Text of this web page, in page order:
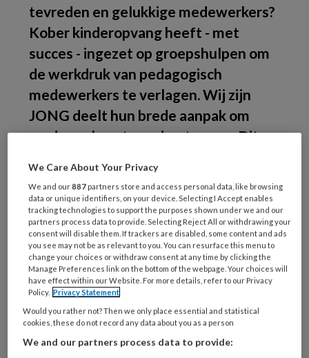
tevreden en gelukkige medewerkers?
Kober kinderopvang heeft - met
succes - ingezet op groepshulpen om
de werkdruk van pedagogisch
medewerkers te verlagen. Wij zijn
JONG deelt hun brede aanpak om
medewerkers te ondersteunen. Dit
van voldoende goed opgeleide en
tevreden medewerkers minder
werkdruk betekent voor iedereen.
Deel 2 van de serie over goed
werkgeverschap:de aanpak van twee
grote regionale
kinderopvangorganisaties.
Begin
We Care About Your Privacy
We and our887 partners store and access personal data, like browsing
data or unique identifiers, on your device. Selecting I Accept enables
tracking technologies to support the purposes shown under we and our
partners process data to provide. Selecting Reject All or withdrawing your
consent will disable them. If trackers are disabled, some content and ads
you see may not be as relevant to you. You can resurface this menu to
change your choices or withdraw consent at any time by clicking the
Manage Preferences link on the bottom of the webpage. Your choices will
have effect within our Website. For more details, refer to our Privacy
Policy. Privacy Statement
Would you rather not? Then we only place essential and statistical
cookies, these do not record any data about you as a person
We and our partners process data to provide: